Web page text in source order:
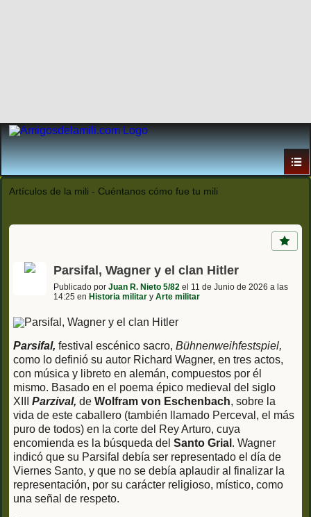
Artículos de la mili - Cuéntanos cómo fue tu mili
Parsifal, Wagner y el clan Hitler
Publicado por Juan R. Nieto 5/82 el 11 de Junio de 2026 a las
14:25 en Historia militar y Arte militar
Parsifal, festival escénico sacro, Bühnenweihfestspiel,
como lo definió su autor Richard Wagner, en tres actos,
con música y libreto en alemán, compuestos por él
mismo. Basado en el poema épico medieval del siglo
XIII
Parzival, de Wolfram von Eschenbach, sobre la
vida de este caballero (también llamado Perceval, el más
puro de todos) en la corte del Rey Arturo, cuya
encomienda es la búsqueda del Santo Grial . Wagner
indicó que su Parsifal debía ser representado el día de
Viernes Santo, y que no se debía aplaudir al finalizar la
representación, por su carácter religioso, místico, como
una señal de respeto.